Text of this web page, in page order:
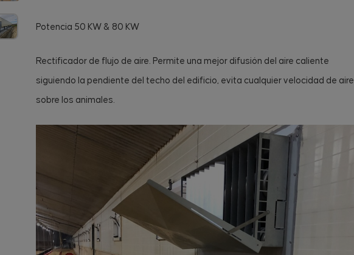
Potencia 50 KW & 80 KW
Rectificador de flujo de aire. Permite una mejor difusión del aire caliente
siguiendo la pendiente del techo del edificio, evita cualquier velocidad de aire
sobre los animales.